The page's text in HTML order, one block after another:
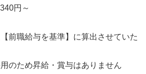
円～
前職給与を基準】に算出させていた
のため昇給・賞与はありません